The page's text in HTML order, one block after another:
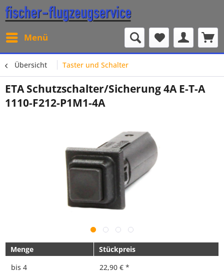
Menü
Übersicht Taster und Schalter
ETA Schutzschalter/Sicherung 4A E-T-A
1110-F212-P1M1-4A
Menge
Stückpreis
bis 4 22,90 € *